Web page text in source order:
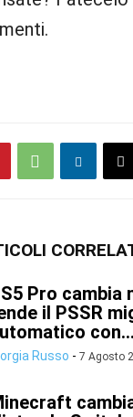
Pro cambia
il PSSR
con...
Russo - 7 Agosto